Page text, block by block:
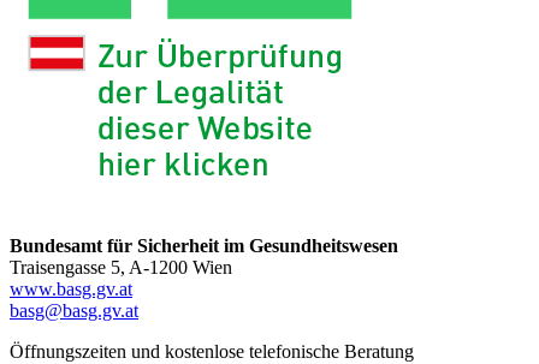
Bundesamt für Sicherheit im Gesundheitswesen
Traisengasse 5, A-1200 Wien
www.basg.gv.at
basg@basg.gv.at
Öffnungszeiten und kostenlose telefonische Beratung